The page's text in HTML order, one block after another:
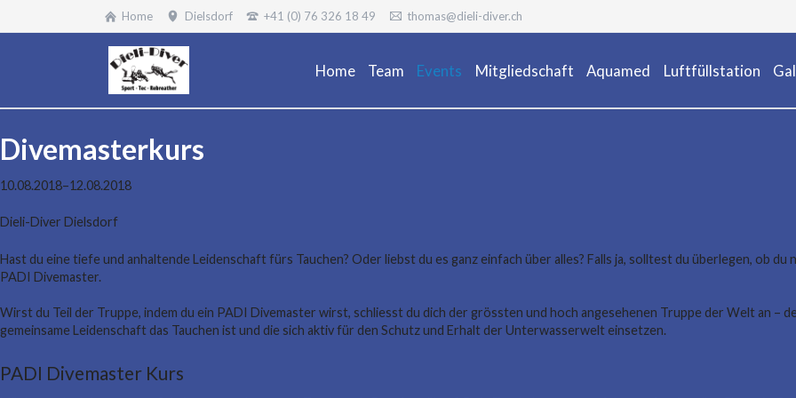
Home Dielsdorf +41 (0) 76 326 18 49 thomas@dieli-diver.ch
Home Team Events Mitgliedschaft Aquamed Luftfüllstation
Divemasterkurs
10.08.2018–12.08.2018
Dieli-Diver Dielsdorf
Hast du eine tiefe und anhaltende Leidenschaft fürs Tauchen? Oder liebst du es ganz einfach über alles? Falls ja, solltest du überlegen, ob
PADI Divemaster.
Wirst du Teil der Truppe, indem du ein PADI Divemaster wirst, schliesst du dich der grössten und hoch angesehenen Truppe der Welt an –
gemeinsame Leidenschaft das Tauchen ist und die sich aktiv für den Schutz und Erhalt der Unterwasserwelt einsetzen.
PADI Divemaster Kurs